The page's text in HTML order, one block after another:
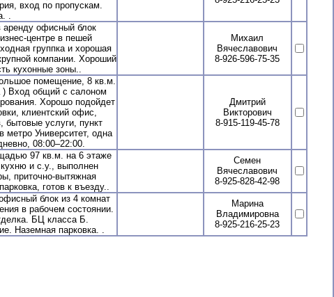
вход по пропускам.
.
офисный блок
центре в пешей
группка и хорошая
компании. Хороший
кухонные зоны..
Михаил
Вячеславович
8-926-596-75-35
помещение, 8 кв.м.
) Вход общий с салоном
Хорошо подойдет
клиентский офис,
бытовые услуги, пункт
метро Университет, одна
08:00–22:00.
Дмитрий
Викторович
8-915-119-45-78
97 кв.м. на 6 этаже
и с.у., выполнен
приточно-вытяжная
готов к въезду..
Семен
Вячеславович
8-925-828-42-98
блок из 4 комнат
в рабочем состоянии.
БЦ класса Б.
Наземная парковка. .
Марина
Владимировна
8-925-216-25-23